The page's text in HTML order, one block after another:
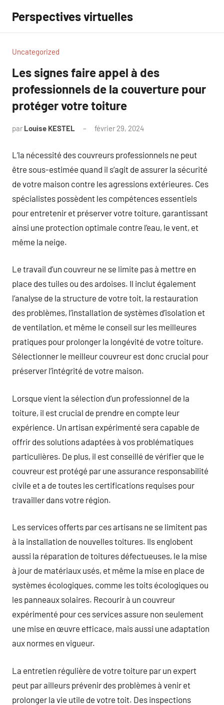
contenu
Perspectives virtuelles
Uncategorized
Les signes faire appel à des
professionnels de la couverture pour
protéger votre toiture
par Louise KESTEL février 29, 2024
L’la nécessité des couvreurs professionnels ne peut
être sous-estimée quand il s’agit de assurer la sécurité
de votre maison contre les agressions extérieures. Ces
spécialistes possèdent les compétences essentiels
pour entretenir et préserver votre toiture, garantissant
ainsi une protection optimale contre l’eau, le vent, et
même la neige.
Le travail d’un couvreur ne se limite pas à mettre en
place des tuiles ou des ardoises. Il inclut également
l’analyse de la structure de votre toit, la restauration
des problèmes, l’installation de systèmes d’isolation et
de ventilation, et même le conseil sur les meilleures
pratiques pour prolonger la longévité de votre toiture.
Sélectionner le meilleur couvreur est donc crucial pour
préserver l’intégrité de votre maison.
Lorsque vient la sélection d’un professionnel de la
toiture, il est crucial de prendre en compte leur
expérience. Un artisan expérimenté sera capable de
offrir des solutions adaptées à vos problématiques
particulières. De plus, il est conseillé de vérifier que le
couvreur est protégé par une assurance responsabilité
civile et a de toutes les certifications requises pour
travailler dans votre région.
Les services offerts par ces artisans ne se limitent pas
à la installation de nouvelles toitures. Ils englobent
aussi la réparation de toitures défectueuses, le la mise
à jour de matériaux usés, et même la mise en place de
systèmes écologiques, comme les toits écologiques ou
les panneaux solaires. Recourir à un couvreur
expérimenté pour ces services assure non seulement
une mise en œuvre efficace, mais aussi une adaptation
aux normes en vigueur.
La entretien régulière de votre toiture par un expert
peut par ailleurs prévenir des problèmes à venir et
prolonger la vie utile de votre toit. Des inspections